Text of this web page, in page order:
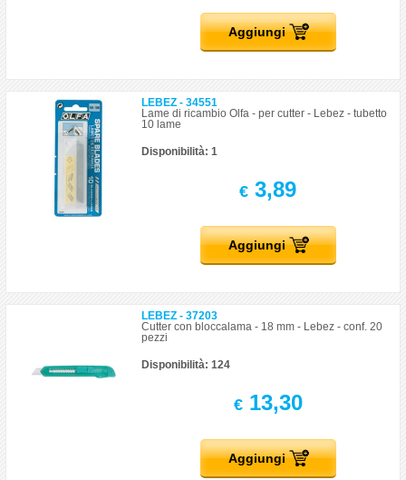
Aggiungi
LEBEZ - 34551
Lame di ricambio Olfa - per cutter - Lebez - tubetto
10 lame
Disponibilità: 1
€ 3,89
Aggiungi
LEBEZ - 37203
Cutter con bloccalama - 18 mm - Lebez - conf. 20
pezzi
Disponibilità: 124
€13,30
Aggiungi